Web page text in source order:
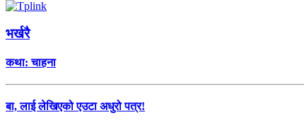
भर्खरै
कथा: चाहना
बा, लाई लेखिएको एउटा अधुरो पत्र!